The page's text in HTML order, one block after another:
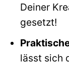
Deiner
gesetzt!
lässt sich